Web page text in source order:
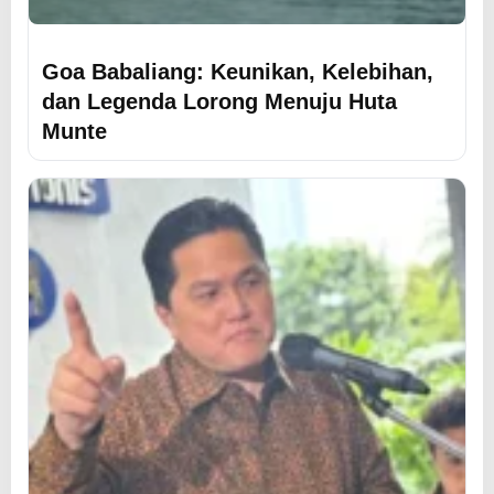
Goa Babaliang: Keunikan, Kelebihan,
dan Legenda Lorong Menuju Huta
Munte